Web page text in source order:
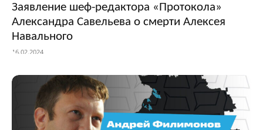
Заявление шеф-редактора «Протокола»
Александра Савельева о смерти Алексея
Навального
16.02.2024